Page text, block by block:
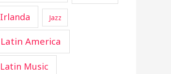
Irlanda Jazz
Latin America
Latin Music